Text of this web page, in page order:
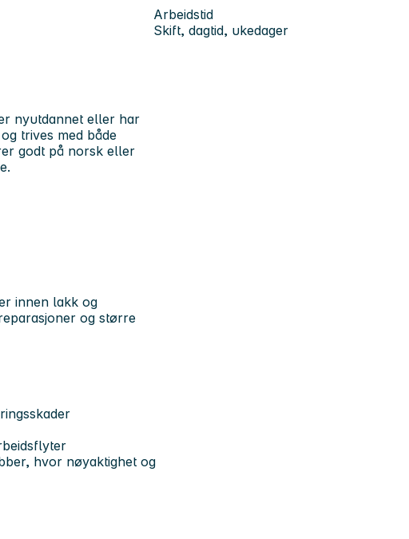
Arbeidstid
Skift, dagtid, ukedager
nyutdannet eller har
trives med både
godt på norsk eller
innen lakk og
og større
hvor nøyaktighet og